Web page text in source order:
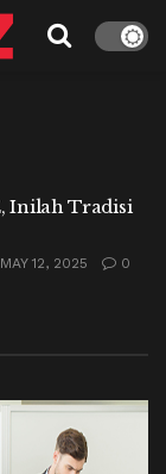
Inilah Tradisi
12, 2025 0